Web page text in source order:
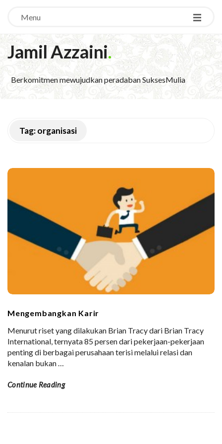
Menu
Jamil Azzaini.
Berkomitmen mewujudkan peradaban SuksesMulia
Tag:organisasi
Mengembangkan Karir
Menurut riset yang dilakukan Brian Tracy dari Brian Tracy
International, ternyata 85 persen dari pekerjaan-pekerjaan
penting di berbagai perusahaan terisi melalui relasi dan
kenalan bukan…
Continue Reading